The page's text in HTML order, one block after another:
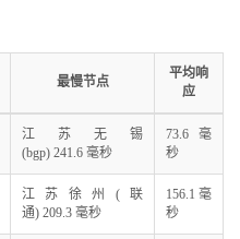
最慢节点
平均响
应
江苏无锡
(bgp) 241.6 毫秒
73.6 毫
秒
江苏徐州(联
通) 209.3 毫秒
156.1 毫
秒